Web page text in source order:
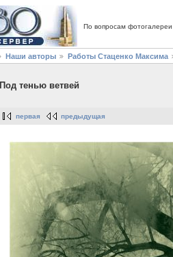
По вопросам
Наши авторы Работы Стаценко Максима
Под тенью ветвей
первая предыдущая